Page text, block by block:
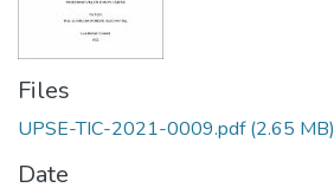
Files
UPSE-TIC-2021-0009.pdf(2.65 MB)
Date